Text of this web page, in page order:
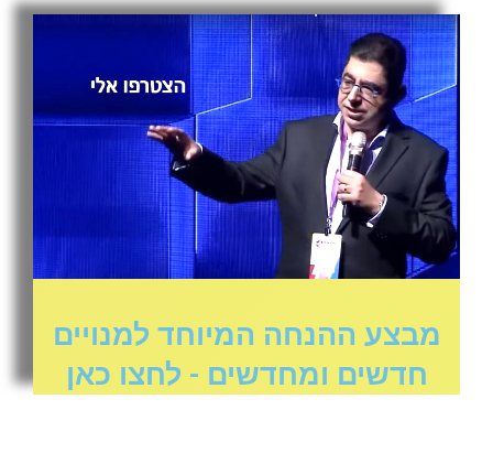
מבצע ההנחה המיוחד למנויים
חדשים ומחדשים - לחצו כאן